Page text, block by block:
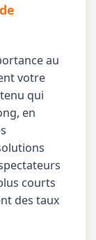
au
votre
qui
en
courts
des taux